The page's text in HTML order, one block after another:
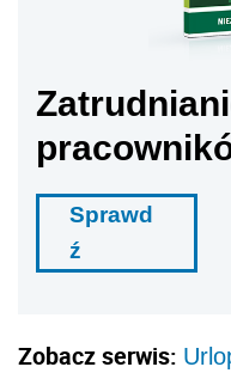
Sprawd
ź
Zobacz serwis: